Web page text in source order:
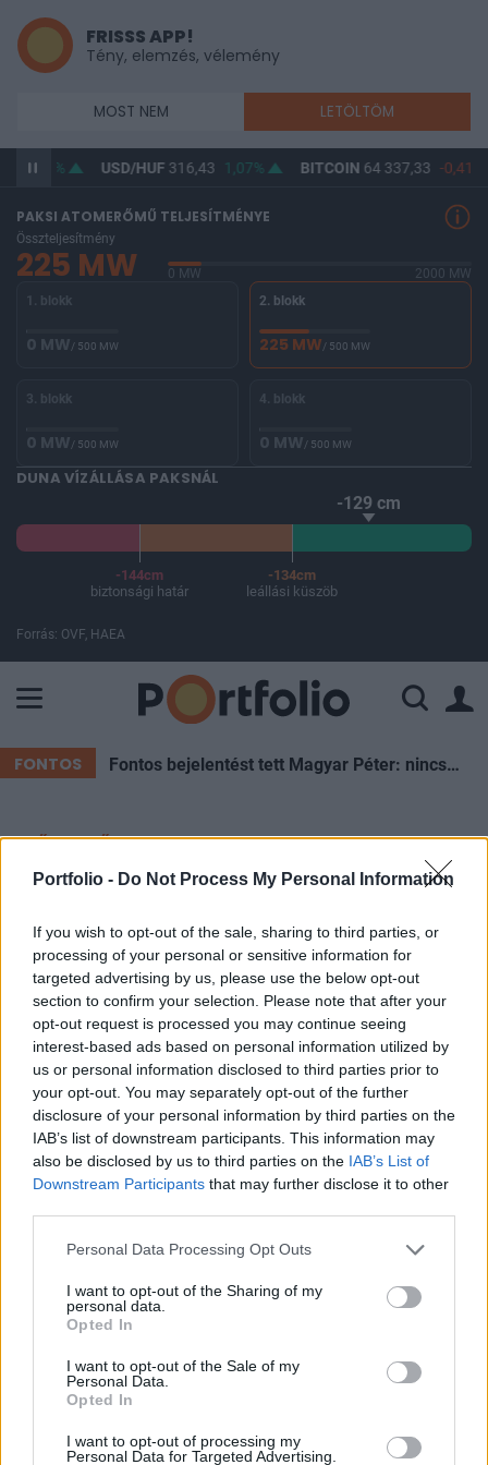
Portfolio - Do Not Process My Personal Information
If you wish to opt-out of the sale, sharing to third parties, or
processing of your personal or sensitive information for
targeted advertising by us, please use the below opt-out
section to confirm your selection. Please note that after your
opt-out request is processed you may continue seeing
interest-based ads based on personal information utilized by
us or personal information disclosed to third parties prior to
your opt-out. You may separately opt-out of the further
disclosure of your personal information by third parties on the
IAB’s list of downstream participants. This information may
also be disclosed by us to third parties on the IAB’s List of
Downstream Participants that may further disclose it to other
Personal Data Processing Opt Outs
I want to opt-out of the Sharing of my
personal data.
Opted In
I want to opt-out of the Sale of my
Personal Data.
Opted In
I want to opt-out of processing my
Personal Data for Targeted Advertising.
FRISSS APP!
Tény, elemzés, vélemény
MOST NEM LETÖLTÖM
0,81% USD/HUF316,43 1,07% BITCOIN64 337,33 -0,41%
PAKSI ATOMERŐMŰ TELJESÍTMÉNYE
Összteljesítmény
225 MW 0 MW
2000 MW
1. blokk
0 MW/ 500 MW
2. blokk
225 MW/ 500 MW
3. blokk
0 MW/ 500 MW
4. blokk
0 MW/ 500 MW
DUNA VÍZÁLLÁSA PAKSNÁL
-129 cm
-144cm
biztonsági határ
-134cm
leállási küszöb
Forrás: OVF, HAEA
FONTOS Fontos bejelentést tett Magyar Péter: nincs szükség az önkéntes fogyasztáscsökkentésre
ELŐFIZETŐI TARTALOM
A kormány a legelesettebbeknek
is ingyenes készpénzfelvétellel
kedveskedik
Portfolio
2017. április 27. 16:28
Tavaly tavasszal az alapjogi ombudsman
kifogásolta, hogy pont azok jártak rosszul a havi
kétszeri 150 ezer forintig ingyenes
készpénzfelvétellel, akiknek a legnagyobb
szükségük lenne a segítségre. A gondnokság alatt
állók ugyanis nem kaphatnak bankkártyát, az
2015 elején megszüntette az havi kétszeri
ingyenes lehetőséget. A kormány most úgy
döntött, hogy orvosolná a helyzetet.
Pénzügyi IT 2017Hasonló témákról is szó lesz a Portfolio
maradjon le róla!Információ és jelentkezés Jövő januárban